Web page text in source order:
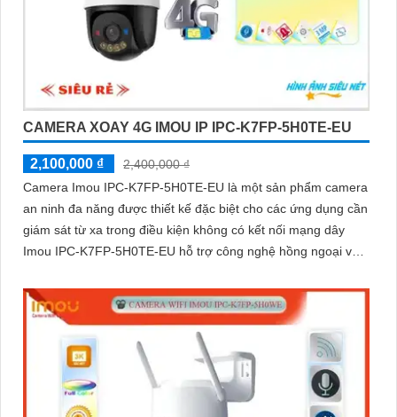
CAMERA XOAY 4G IMOU IP IPC-K7FP-5H0TE-EU
2,100,000 ₫
2,400,000 ₫
Camera Imou IPC-K7FP-5H0TE-EU là một sản phẩm camera
an ninh đa năng được thiết kế đặc biệt cho các ứng dụng cần
giám sát từ xa trong điều kiện không có kết nối mạng dây
Imou IPC-K7FP-5H0TE-EU hỗ trợ công nghệ hồng ngoại với